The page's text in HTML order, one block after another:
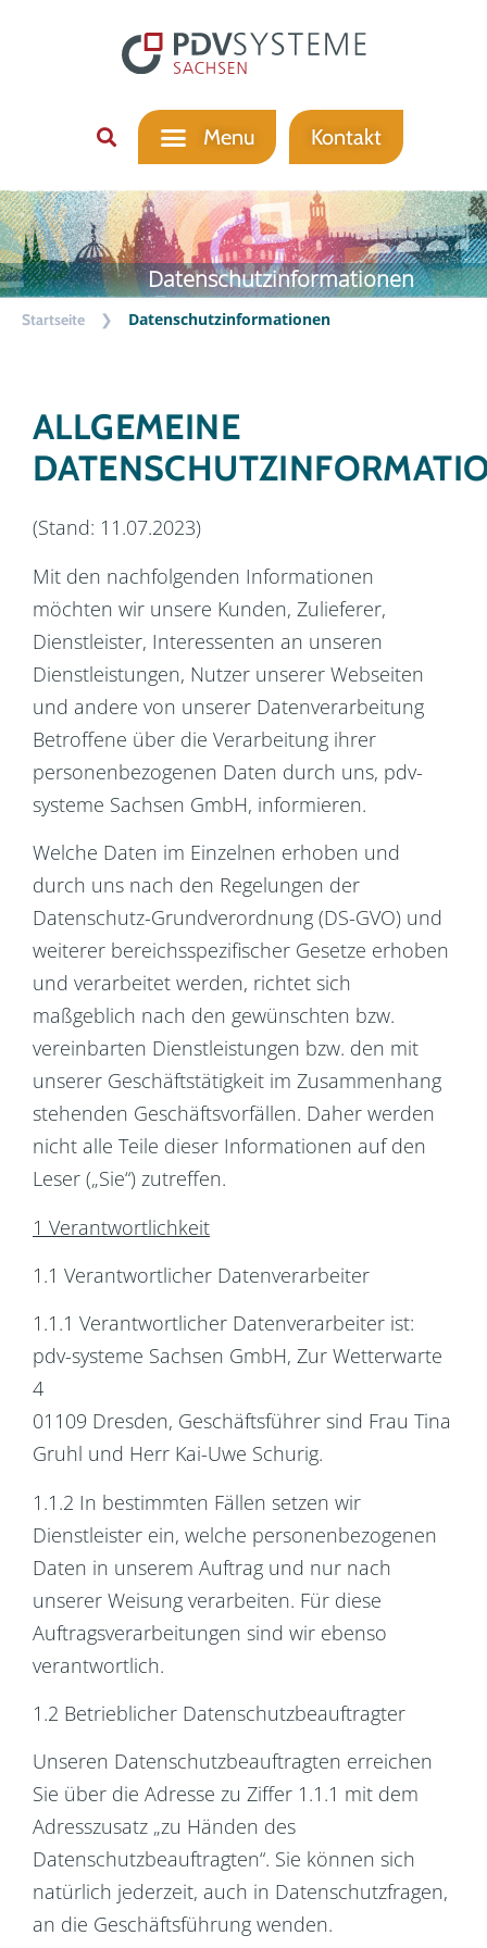
Kontakt
Datenschutzinformationen
Startseite ❯ Datenschutzinformationen
ALLGEMEINE
(Stand: 11.07.2023)
Mit den nachfolgenden Informationen
möchten wir unsere Kunden, Zulieferer,
Dienstleister, Interessenten an unseren
Dienstleistungen, Nutzer unserer Webseiten
und andere von unserer Datenverarbeitung
Betroffene über die Verarbeitung ihrer
personenbezogenen Daten durch uns, pdv-
systeme Sachsen GmbH, informieren.
Welche Daten im Einzelnen erhoben und
durch uns nach den Regelungen der
Datenschutz-Grundverordnung (DS-GVO) und
weiterer bereichsspezifischer Gesetze erhoben
und verarbeitet werden, richtet sich
maßgeblich nach den gewünschten bzw.
vereinbarten Dienstleistungen bzw. den mit
unserer Geschäftstätigkeit im Zusammenhang
stehenden Geschäftsvorfällen. Daher werden
nicht alle Teile dieser Informationen auf den
Leser („Sie“) zutreffen.
1 Verantwortlichkeit
1.1 Verantwortlicher Datenverarbeiter
1.1.1 Verantwortlicher Datenverarbeiter ist:
pdv-systeme Sachsen GmbH, Zur Wetterwarte
4
01109 Dresden, Geschäftsführer sind Frau Tina
Gruhl und Herr Kai-Uwe Schurig.
1.1.2 In bestimmten Fällen setzen wir
Dienstleister ein, welche personenbezogenen
Daten in unserem Auftrag und nur nach
unserer Weisung verarbeiten. Für diese
Auftragsverarbeitungen sind wir ebenso
verantwortlich.
1.2 Betrieblicher Datenschutzbeauftragter
Unseren Datenschutzbeauftragten erreichen
Sie über die Adresse zu Ziffer 1.1.1 mit dem
Adresszusatz „zu Händen des
Datenschutzbeauftragten“. Sie können sich
natürlich jederzeit, auch in Datenschutzfragen,
an die Geschäftsführung wenden.